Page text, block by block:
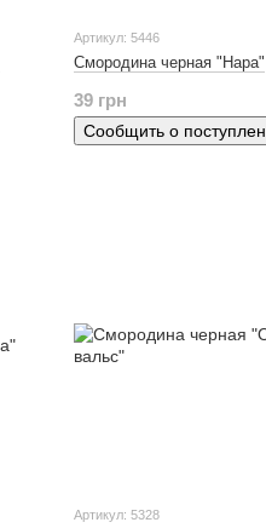
Артикул: 5446
Смородина черная "Нара"
39 грн
Сообщить о
Артикул: 5328